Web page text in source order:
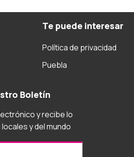
Te puede interesar
Política de privacidad
Puebla
Boletín
y recibe lo
y del mundo